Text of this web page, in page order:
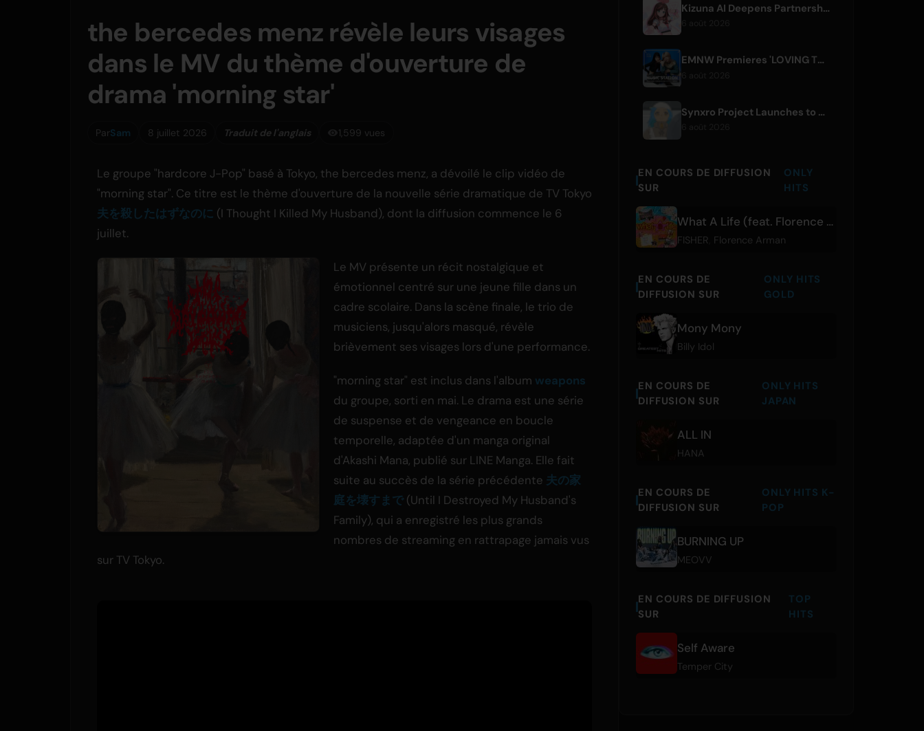
the bercedes menz révèle leurs visages
dans le MV du thème d'ouverture de
drama 'morning star'
ParSam 8 juillet 2026 Traduit de l'anglais 1,599 vues
Le groupe "hardcore J-Pop" basé à Tokyo, the bercedes menz, a dévoilé le clip vidéo de
"morning star". Ce titre est le thème d'ouverture de la nouvelle série dramatique de TV Tokyo
夫を殺したはずなのに (I Thought I Killed My Husband), dont la diffusion commence le 6
juillet.
Le MV présente un récit nostalgique et
émotionnel centré sur une jeune fille dans un
cadre scolaire. Dans la scène finale, le trio de
musiciens, jusqu'alors masqué, révèle
brièvement ses visages lors d'une performance.
"morning star" est inclus dans l'album weapons
du groupe, sorti en mai. Le drama est une série
de suspense et de vengeance en boucle
temporelle, adaptée d'un manga original
d'Akashi Mana, publié sur LINE Manga. Elle fait
suite au succès de la série précédente 夫の家
庭を壊すまで(Until I Destroyed My Husband's
Family), qui a enregistré les plus grands
nombres de streaming en rattrapage jamais vus
sur TV Tokyo.
Kizuna AI Deepens Partnership with Asobisystem Ahead of 10th Anniversary World Tour
EMNW Premieres 'LOVING TO GET US BY' Music Video on August 7
6 août 2026
Synxro Project Launches to Create New IP from Fictional Anime Openings
EN COURS DE DIFFUSION
SUR
ONLY
HITS
What A Life (feat. Florence Arman)
FISHER Florence Arman
EN COURS DE
DIFFUSION SUR
ONLY HITS
GOLD
Mony Mony
Billy Idol
EN COURS DE
DIFFUSION SUR
ONLY HITS
JAPAN
ALL IN
HANA
EN COURS DE
DIFFUSION SUR
ONLY HITS K-
POP
BURNING UP
MEOVV
EN COURS DE DIFFUSION
SUR
TOP
HITS
Self Aware
Temper City